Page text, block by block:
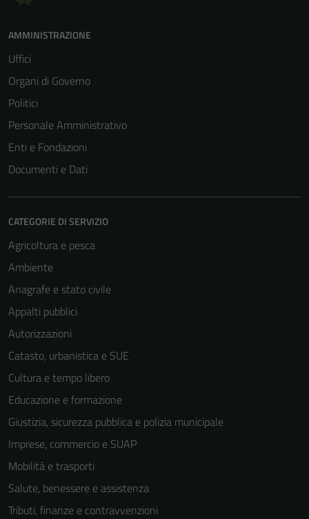
AMMINISTRAZIONE
Uffici
Organi di Governo
Politici
Personale Amministrativo
Enti e Fondazioni
Documenti e Dati
CATEGORIE DI SERVIZIO
Agricoltura e pesca
Ambiente
Anagrafe e stato civile
Appalti pubblici
Autorizzazioni
Catasto, urbanistica e SUE
Cultura e tempo libero
Educazione e formazione
Giustizia, sicurezza pubblica e polizia municipale
Imprese, commercio e SUAP
Mobilità e trasporti
Salute, benessere e assistenza
Tributi, finanze e contravvenzioni
disabilitati.